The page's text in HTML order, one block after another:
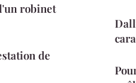
robinet
de